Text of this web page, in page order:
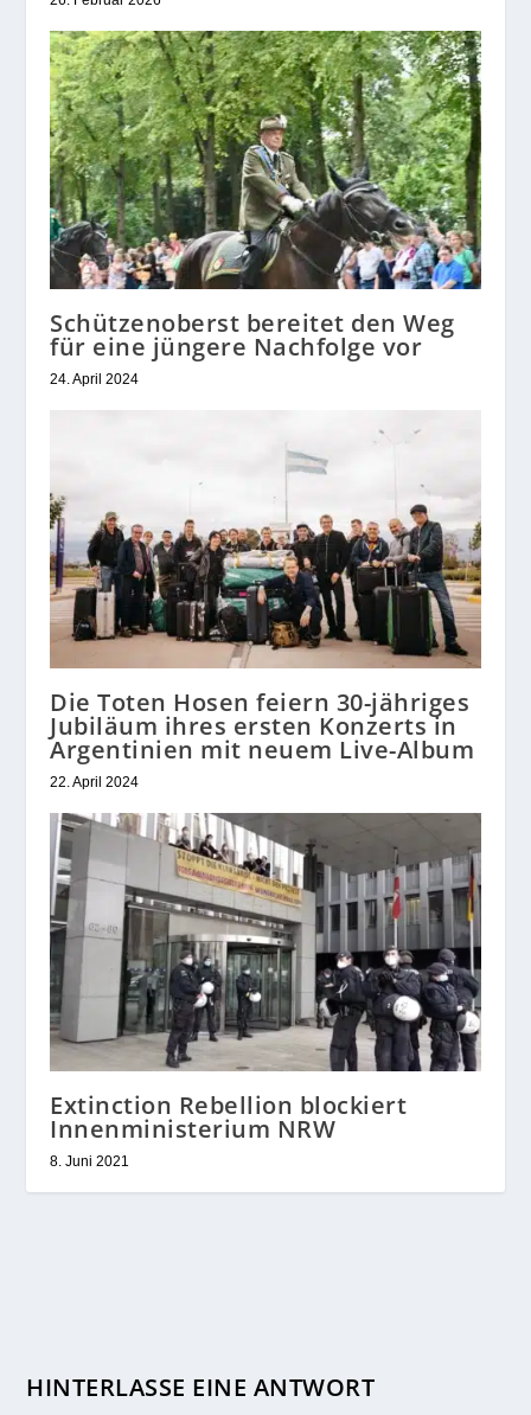
Schützenoberst bereitet den Weg
für eine jüngere Nachfolge vor
24. April 2024
Die Toten Hosen feiern 30-jähriges
Jubiläum ihres ersten Konzerts in
Argentinien mit neuem Live-Album
22. April 2024
Extinction Rebellion blockiert
Innenministerium NRW
8. Juni 2021
HINTERLASSE EINE ANTWORT